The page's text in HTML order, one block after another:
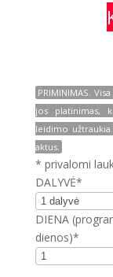
PRIMINIMAS.
jos platinimas,
leidimo
aktus.
* privalomi
DALYVĖ*
DIENA
dienos)*